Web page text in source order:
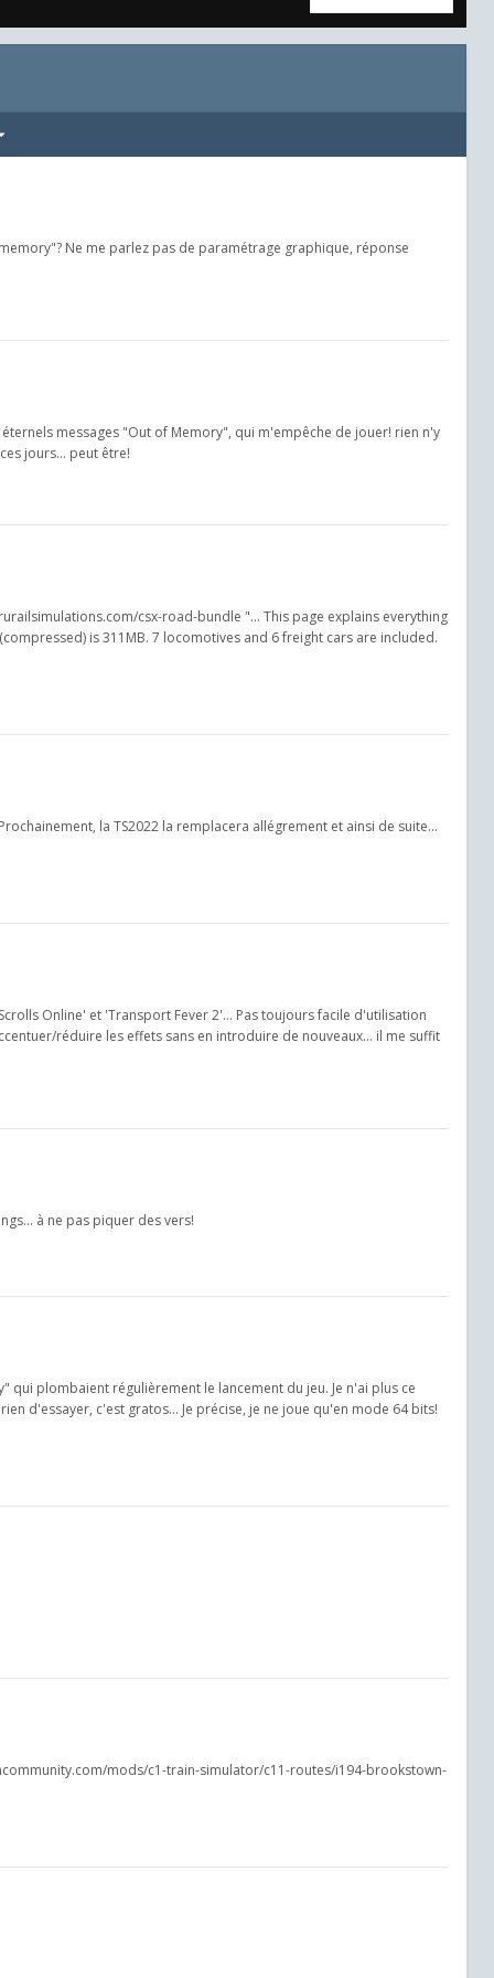
Ne me parlez pas de paramétrage graphique, réponse
messages "Out of Memory", qui m'empêche de jouer! rien n'y
jours... peut être!
csx-road-bundle "... This page explains everything
is 311MB. 7 locomotives and 6 freight cars are included.
la TS2022 la remplacera allégrement et ainsi de suite...
Online' et 'Transport Fever 2'... Pas toujours facile d'utilisation
réduire les effets sans en introduire de nouveaux... il me suffit
à ne pas piquer des vers!
plombaient régulièrement le lancement du jeu. Je n'ai plus ce
d'essayer, c'est gratos... Je précise, je ne joue qu'en mode 64 bits!
mods/c1-train-simulator/c11-routes/i194-brookstown-